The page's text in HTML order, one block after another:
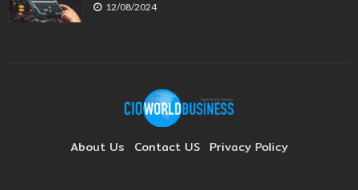
12/08/2024
About Us Contact US Privacy Policy